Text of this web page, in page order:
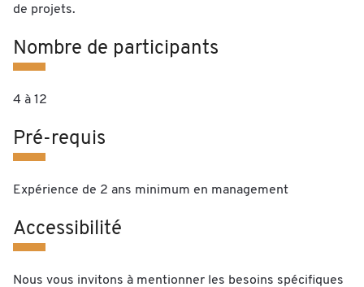
de projets.
Nombre de participants
4 à 12
Pré-requis
Expérience de 2 ans minimum en management
Accessibilité
Nous vous invitons à mentionner les besoins spécifiques